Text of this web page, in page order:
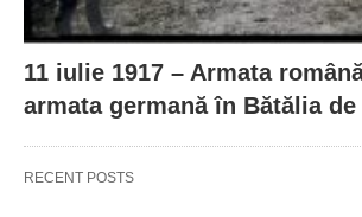
11 iulie 1917 – Armata
armata germană în Bătălia
RECENT POSTS